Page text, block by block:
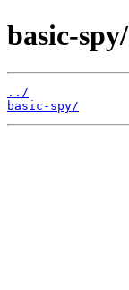
basic-spy/
../
basic-spy/